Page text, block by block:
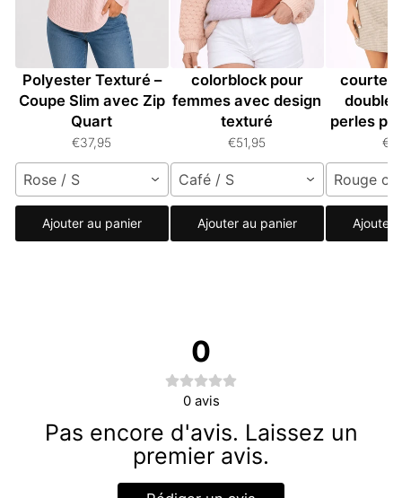
Sweatshirt Femme
Polyester Texturé –
Coupe Slim avec Zip
Quart
€37,95
Rose / S
Ajouter au panier
Pull ample en tricot
colorblock pour
femmes avec design
texturé
€51,95
Café / S
Ajouter au panier
Pull à
courtes
perles
Rouge
Ajouter
0
0 avis
Pas encore d'avis. Laissez un
premier avis.